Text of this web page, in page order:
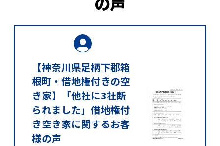
【神奈川県足柄下郡箱
根町・借地権付きの空
き家】「他社に3社断
られました」借地権付
き空き家に関するお客
様の声